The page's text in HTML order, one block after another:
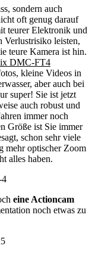
sondern auch
oft genug darauf
teurer Elektronik und
Verlustrisiko leisten,
teure Kamera ist hin.
DMC-FT4
kleine Videos in
aber auch bei
super! Sie ist jetzt
auch robust und
immer noch
Größe ist Sie immer
schon sehr viele
mehr optischer Zoom
alles haben.
eine Actioncam
noch etwas zu